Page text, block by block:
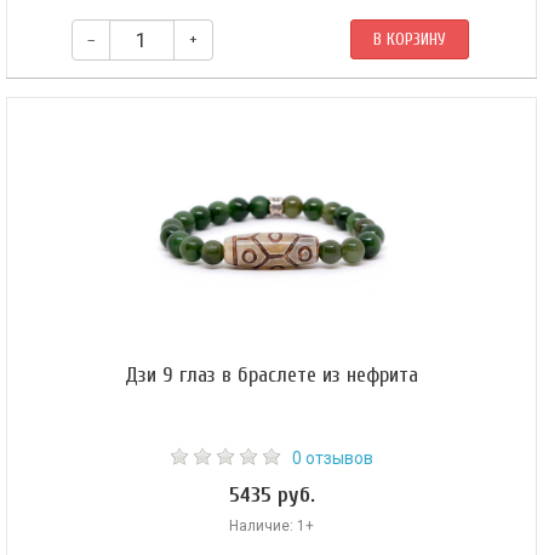
– + В КОРЗИНУ
Подвеска без шнурка.
Дзи 9 глаз в браслете из нефрита
0 отзывов
5435 руб.
Наличие: 1+